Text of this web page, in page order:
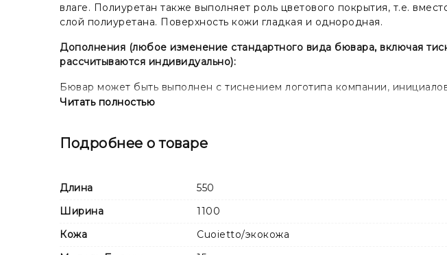
влаге. Полиуретан также выполняет роль цветового покрытия, т.е.
слой полиуретана. Поверхность кожи гладкая и однородная.
Дополнения (любое изменение стандартного вида бювара, включая
рассчитываются индивидуально):
Бювар может быть выполнен с тиснением логотипа компании,
изготовления клише.
Читать полностью
Подробнее о товаре
Длина
550
Ширина
1100
Кожа
Cuoietto/экокожа